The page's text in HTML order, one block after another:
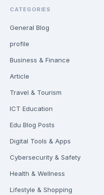
CATEGORIES
General Blog
profile
Business & Finance
Article
Travel & Tourism
ICT Education
Edu Blog Posts
Digital Tools & Apps
Cybersecurity & Safety
Health & Wellness
Lifestyle & Shopping